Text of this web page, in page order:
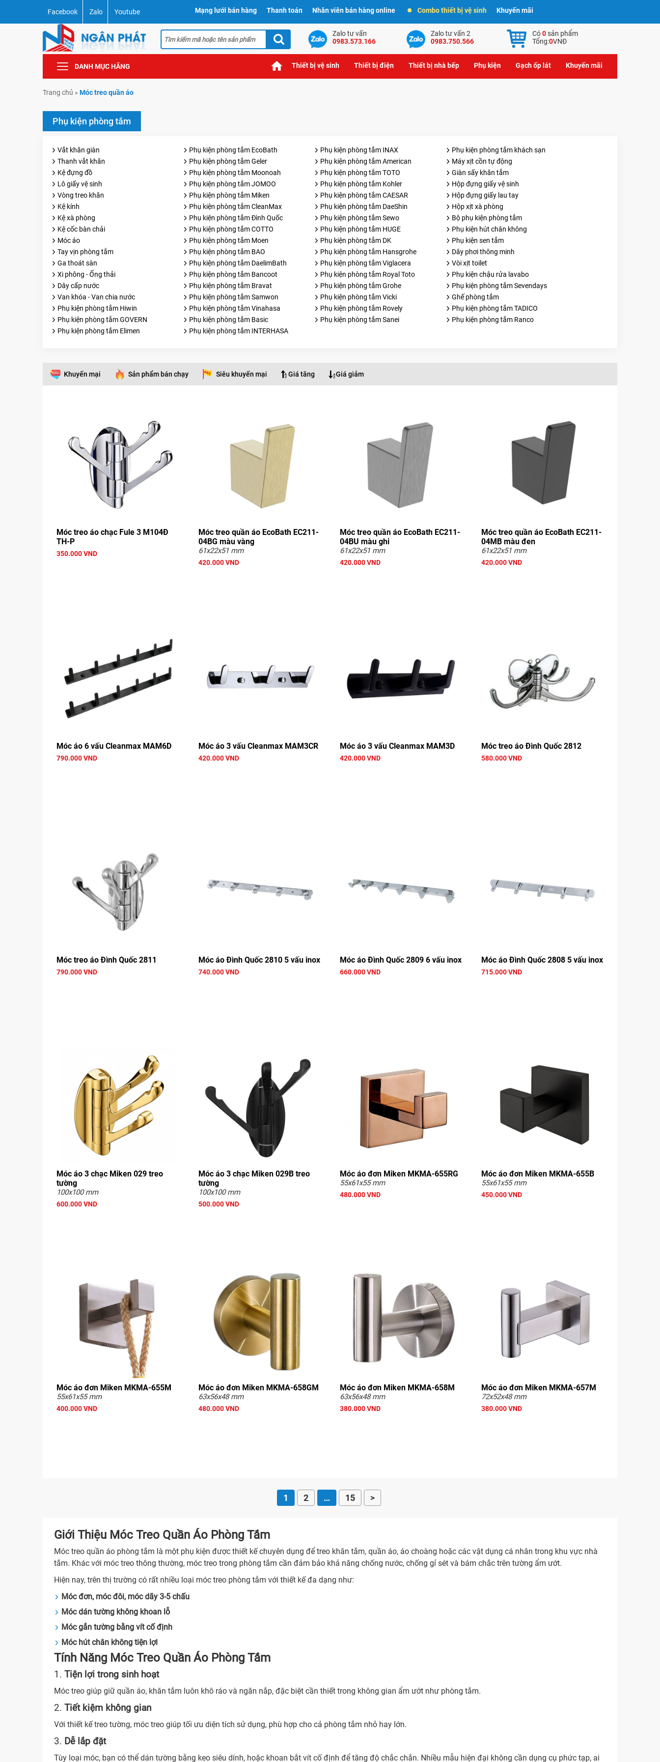
Facebook Zalo Youtube Mạng lưới bán hàng Thanh toán Nhân viên bán hàng online Combo thiết bị vệ sinh Khuyến mãi
Zalo tư vấn
0983.573.166
Zalo tư vấn 2
0983.750.566
Có0sản phẩm
Tổng:0VNĐ
DANH MỤC HÃNG Thiết bị vệ sinh Thiết bị điện Thiết bị nhà bếp Phụ kiện Gạch ốp lát Khuyến mãi
Trang chủ » Móc treo quần áo
Phụ kiện phòng tắm
Vắt khăn giàn Phụ kiện phòng tắm EcoBath Phụ kiện phòng tắm INAX
Phụ kiện phòng tắm khách sạn
Thanh vắt khăn
Phụ kiện phòng tắm Geler Phụ kiện phòng tắm American
Máy xịt cồn tự động
Kệ đựng đồ
Phụ kiện phòng tắm Moonoah Phụ kiện phòng tắm TOTO
Giàn sấy khăn tắm
Lô giấy vệ sinh
Phụ kiện phòng tắm JOMOO Phụ kiện phòng tắm Kohler
Hộp đựng giấy vệ sinh
Vòng treo khăn
Phụ kiện phòng tắm Miken Phụ kiện phòng tắm CAESAR
Hộp đựng giấy lau tay
Kệ kính
Phụ kiện phòng tắm CleanMax Phụ kiện phòng tắm DaeShin
Hộp xịt xà phòng
Kệ xà phòng
Phụ kiện phòng tắm Đình Quốc Phụ kiện phòng tắm Sewo
Bộ phụ kiện phòng tắm
Kệ cốc bàn chải
Phụ kiện phòng tắm COTTO Phụ kiện phòng tắm HUGE
Phụ kiện hút chân không
Móc áo
Phụ kiện phòng tắm Moen Phụ kiện phòng tắm DK
Phụ kiện sen tắm
Tay vịn phòng tắm
Phụ kiện phòng tắm BAO Phụ kiện phòng tắm Hansgrohe
Dây phơi thông minh
Ga thoát sàn
Phụ kiện phòng tắm DaelimBath Phụ kiện phòng tắm Viglacera
Vòi xịt toilet
Xi phông - Ống thải
Phụ kiện phòng tắm Bancoot Phụ kiện phòng tắm Royal Toto
Phụ kiện chậu rửa lavabo
Dây cấp nước
Phụ kiện phòng tắm Bravat Phụ kiện phòng tắm Grohe
Phụ kiện phòng tắm Sevendays
Van khóa - Van chia nước
Phụ kiện phòng tắm Samwon Phụ kiện phòng tắm Vicki
Ghế phòng tắm
Phụ kiện phòng tắm Hiwin
Phụ kiện phòng tắm Vinahasa Phụ kiện phòng tắm Rovely
Phụ kiện phòng tắm TADICO
Phụ kiện phòng tắm GOVERN
Phụ kiện phòng tắm Basic Phụ kiện phòng tắm Sanei
Phụ kiện phòng tắm Ranco
Phụ kiện phòng tắm Elimen
Phụ kiện phòng tắm INTERHASA
Khuyến mại Sản phẩm bán chạy Siêu khuyến mại Giá tăng Giá giảm
Móc treo áo chạc Fule 3 M104Đ
TH-P
350.000 VND
Móc treo quần áo EcoBath EC211-
04BG màu vàng
61x22x51 mm
420.000 VND
Móc treo quần áo EcoBath EC211-
04BU màu ghi
61x22x51 mm
420.000 VND
Móc treo quần áo EcoBath EC211-
04MB màu đen
61x22x51 mm
420.000 VND
Móc áo 6 vấu Cleanmax MAM6D
790.000 VND
Móc áo 3 vấu Cleanmax MAM3CR
420.000 VND
Móc áo 3 vấu Cleanmax MAM3D
420.000 VND
Móc treo áo Đình Quốc 2812
580.000 VND
Móc treo áo Đình Quốc 2811
790.000 VND
Móc áo Đình Quốc 2810 5 vấu inox
740.000 VND
Móc áo Đình Quốc 2809 6 vấu inox
660.000 VND
Móc áo Đình Quốc 2808 5 vấu inox
715.000 VND
Móc áo 3 chạc Miken 029 treo
tường
100x100 mm
600.000 VND
Móc áo 3 chạc Miken 029B treo
tường
100x100 mm
500.000 VND
Móc áo đơn Miken MKMA-655RG
55x61x55 mm
480.000 VND
Móc áo đơn Miken MKMA-655B
55x61x55 mm
450.000 VND
Móc áo đơn Miken MKMA-655M
55x61x55 mm
400.000 VND
Móc áo đơn Miken MKMA-658GM
63x56x48 mm
480.000 VND
Móc áo đơn Miken MKMA-658M
63x56x48 mm
380.000 VND
Móc áo đơn Miken MKMA-657M
72x52x48 mm
380.000 VND
1 2 … 15 >
Giới Thiệu Móc Treo Quần Áo Phòng Tắm
Móc treo quần áo phòng tắm là một phụ kiện được thiết kế chuyên dụng để treo khăn tắm, quần áo, áo choàng hoặc các vật dụng cá nhân trong khu vực nhà
tắm. Khác với móc treo thông thường, móc treo trong phòng tắm cần đảm bảo khả năng chống nước, chống gỉ sét và bám chắc trên tường ẩm ướt.
Hiện nay, trên thị trường có rất nhiều loại móc treo phòng tắm với thiết kế đa dạng như:
Móc đơn, móc đôi, móc dãy 3-5 chấu
Móc dán tường không khoan lỗ
Móc gắn tường bằng vít cố định
Móc hút chân không tiện lợi
Tính Năng Móc Treo Quần Áo Phòng Tắm
1.Tiện lợi trong sinh hoạt
Móc treo giúp giữ quần áo, khăn tắm luôn khô ráo và ngăn nắp, đặc biệt cần thiết trong không gian ẩm ướt như phòng tắm.
2.Tiết kiệm không gian
Với thiết kế treo tường, móc treo giúp tối ưu diện tích sử dụng, phù hợp cho cả phòng tắm nhỏ hay lớn.
3. Dễ lắp đặt
Tùy loại móc, bạn có thể dán tường bằng keo siêu dính, hoặc khoan bắt vít cố định để tăng độ chắc chắn. Nhiều mẫu hiện đại không cần dụng cụ phức tạp, ai